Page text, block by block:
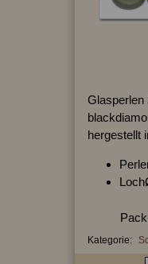
Glasperlen
hergestellt
Kategorie: